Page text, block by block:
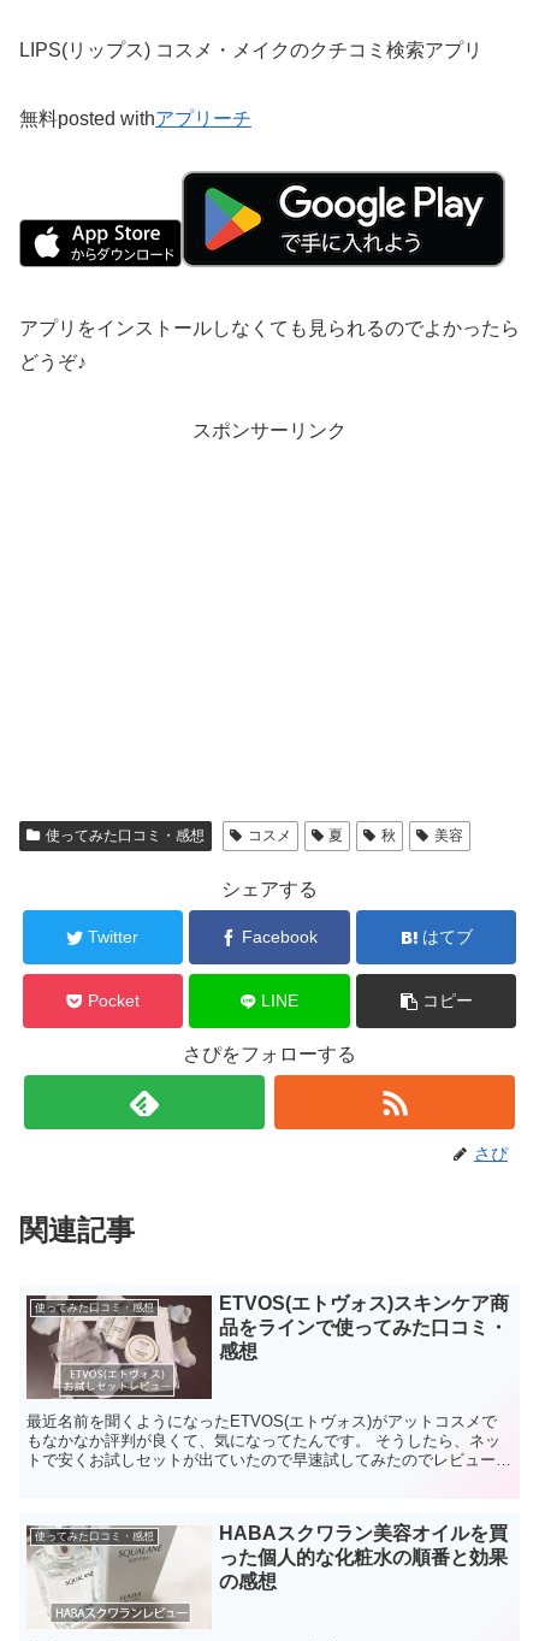
LIPS(リップス) コスメ・メイクのクチコミ検索アプリ
無料posted withアプリーチ
アプリをインストールしなくても見られるのでよかったら
どうぞ♪
スポンサーリンク
使ってみた口コミ・感想 コスメ 夏 秋 美容
シェアする
Twitter Facebook はてブ
Pocket LINE コピー
さぴをフォローする
さぴ
関連記事
使ってみた口コミ・感想
ETVOS(エトヴォス)スキンケア商
品をラインで使ってみた口コミ・
感想
最近名前を聞くようになったETVOS(エトヴォス)がアットコスメで
もなかなか評判が良くて、気になってたんです。 そうしたら、ネッ
トで安くお試しセットが出ていたので早速試してみたのでレビューし
使ってみた口コミ・感想
HABAスクワラン美容オイルを買
った個人的な化粧水の順番と効果
の感想